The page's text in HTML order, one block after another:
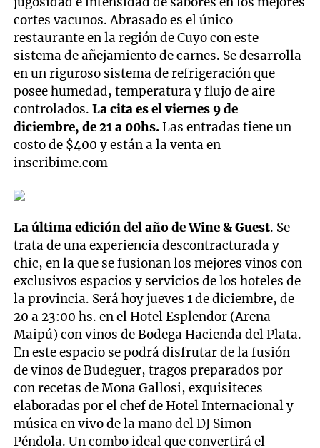
cortes vacunos. Abrasado es el único
restaurante en la región de Cuyo con este
sistema de añejamiento de carnes. Se desarrolla
en un riguroso sistema de refrigeración que
posee humedad, temperatura y flujo de aire
controlados.La cita es el viernes 9 de
diciembre, de 21 a 00hs.Las entradas tiene un
costo de $400 y están a la venta en
inscribime.com
La última edición del año de Wine & Guest. Se
trata de una experiencia descontracturada y
chic, en la que se fusionan los mejores vinos con
exclusivos espacios y servicios de los hoteles de
la provincia. Será hoy jueves 1 de diciembre, de
20 a 23:00 hs. en el Hotel Esplendor (Arena
Maipú) con vinos de Bodega Hacienda del Plata.
En este espacio se podrá disfrutar de la fusión
de vinos de Budeguer, tragos preparados por
con recetas de Mona Gallosi, exquisiteces
elaboradas por el chef de Hotel Internacional y
música en vivo de la mano del DJ Simon
Péndola. Un combo ideal que convertirá el